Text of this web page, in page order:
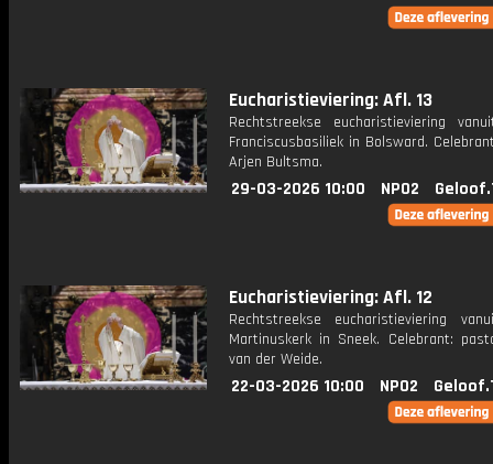
Eucharistieviering: Afl. 13
Rechtstreekse eucharistieviering
Franciscusbasiliek in Bolsward.
Arjen Bultsma.
29-03-2026 10:00 NPO2
Eucharistieviering: Afl. 12
Rechtstreekse eucharistieviering
Martinuskerk in Sneek. Celebrant:
van der Weide.
22-03-2026 10:00 NPO2